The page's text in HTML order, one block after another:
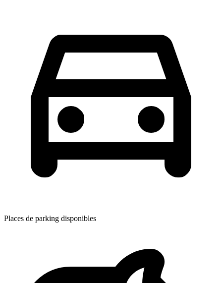
Places de parking disponibles